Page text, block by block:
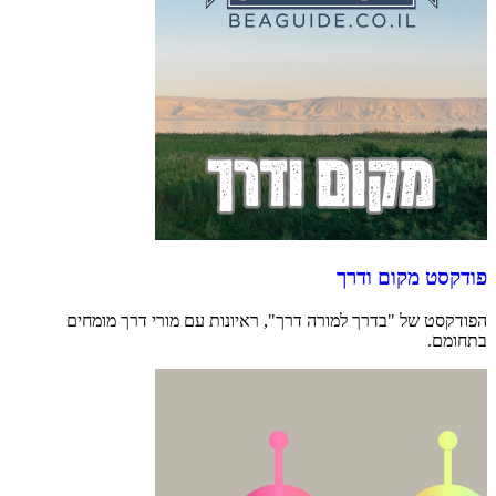
פודקסט מקום ודרך
הפודקסט של "בדרך למורה דרך", ראיונות עם מורי דרך מומחים
בתחומם.